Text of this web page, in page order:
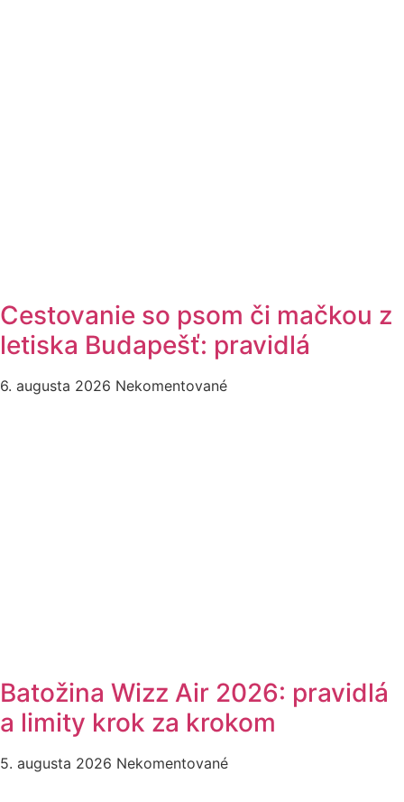
Cestovanie so psom či mačkou z
letiska Budapešť: pravidlá
6. augusta 2026 Nekomentované
Batožina Wizz Air 2026: pravidlá
a limity krok za krokom
5. augusta 2026 Nekomentované